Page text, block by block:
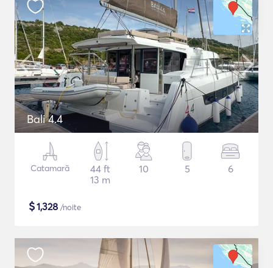
Bali 4.4
Catamarã
44 ft
13 m
10 5 6
$1,328 /noite